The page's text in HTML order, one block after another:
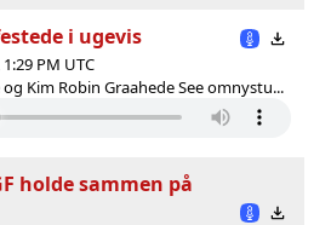
i ugevis
PM UTC
Kim Robin Graahede See omnystu...
holde sammen på